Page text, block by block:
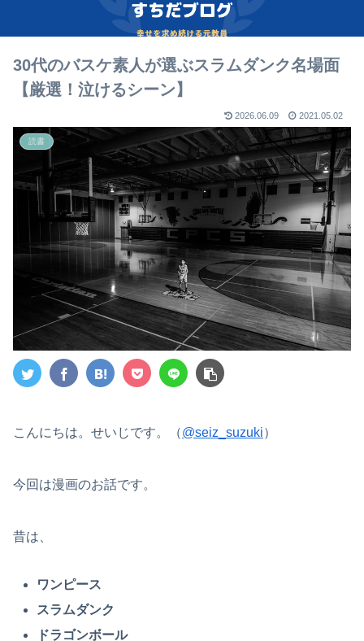
30代のバスケ素人が選ぶスラムダンク名場面
【厳選！泣けるシーン】
2026.06.09 2021.05.02
読書
こんにちは。せいじです。（@seiz_suzuki）
今回は漫画のお話です。
昔は、
ワンピース
スラムダンク
ドラゴンボール